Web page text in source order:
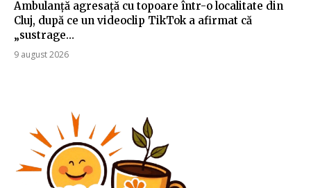
Ambulanță agresață cu topoare într-o localitate din
Cluj, după ce un videoclip TikTok a afirmat că
„sustrage…
9 august 2026